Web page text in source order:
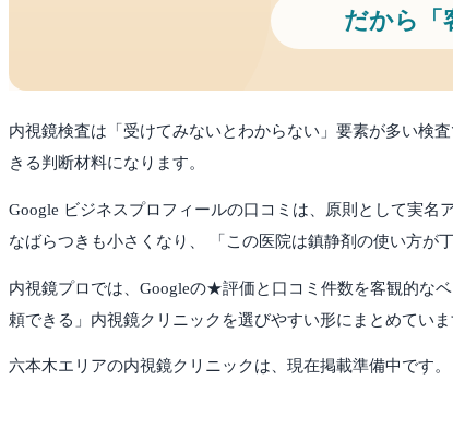
内視鏡検査は「受けてみないとわからない」要素が多い検
きる判断材料になります。
Google ビジネスプロフィールの口コミは、原則として実
なばらつきも小さくなり、 「この医院は鎮静剤の使い方が
内視鏡プロでは、Googleの★評価と口コミ件数を客観的な
頼できる」内視鏡クリニックを選びやすい形にまとめていま
六本木エリアの内視鏡クリニックは、現在掲載準備中です